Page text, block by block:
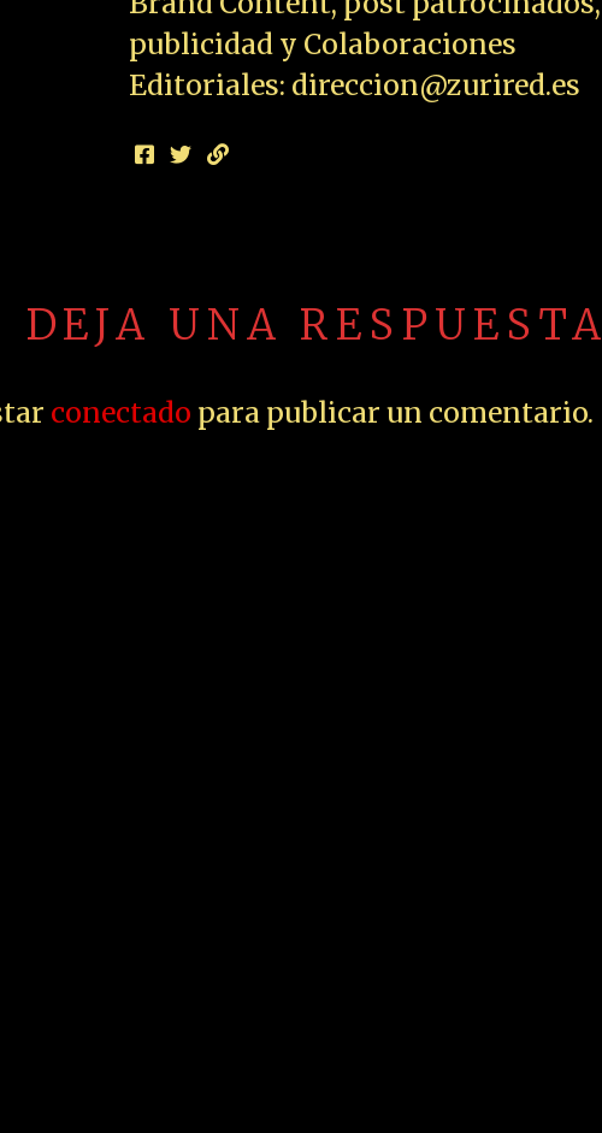
publicidad y Colaboraciones
Editoriales: direccion@zurired.es
DEJA UNA RESPUESTA
conectado para publicar un comentario.